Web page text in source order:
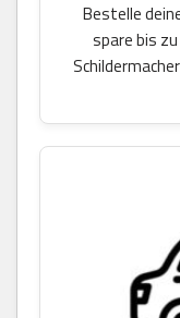
Bestelle
spare bis